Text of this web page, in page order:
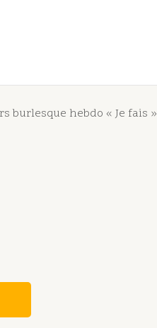
burlesque hebdo « Je fais »
W